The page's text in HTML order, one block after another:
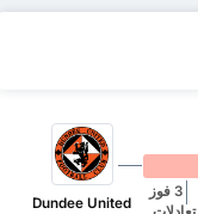
Dundee United
3 فوز